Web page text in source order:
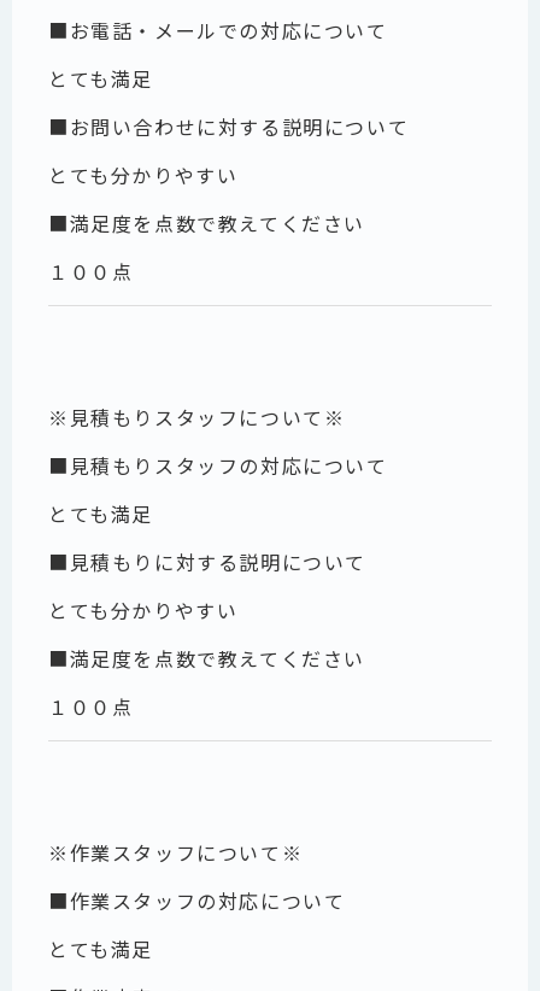
■お電話・メールでの対応について
とても満足
■お問い合わせに対する説明について
とても分かりやすい
■満足度を点数で教えてください
１００点
※見積もりスタッフについて※
■見積もりスタッフの対応について
とても満足
■見積もりに対する説明について
とても分かりやすい
■満足度を点数で教えてください
１００点
※作業スタッフについて※
■作業スタッフの対応について
とても満足